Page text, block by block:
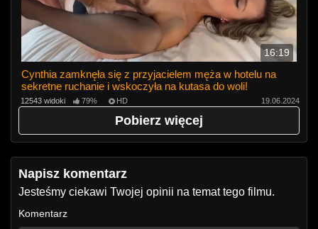
16:19
Cynthia zamknęła się z przyjacielem męża w hotelu na
sekretne ruchanie i wskoczyła na kutasa do woli!
12543 widoki 79% HD 19.06.2024
Pobierz więcej
Napisz komentarz
Jesteśmy ciekawi Twojej opinii na temat tego filmu.
Komentarz